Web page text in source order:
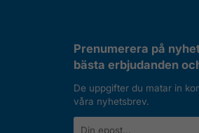
Prenumerera på
bästa erbjudanden
De uppgifter du matar in
våra nyhetsbrev.